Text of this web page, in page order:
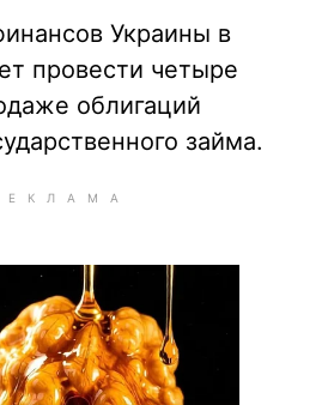
Украины в
провести четыре
облигаций
займа.